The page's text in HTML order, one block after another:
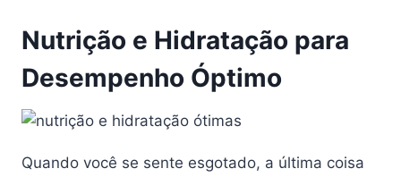
Nutrição e Hidratação para
Desempenho Óptimo
Quando você se sente esgotado, a última coisa